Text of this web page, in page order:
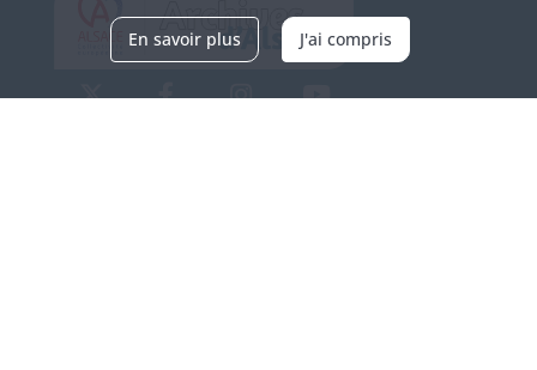
En savoir plus J'ai compris